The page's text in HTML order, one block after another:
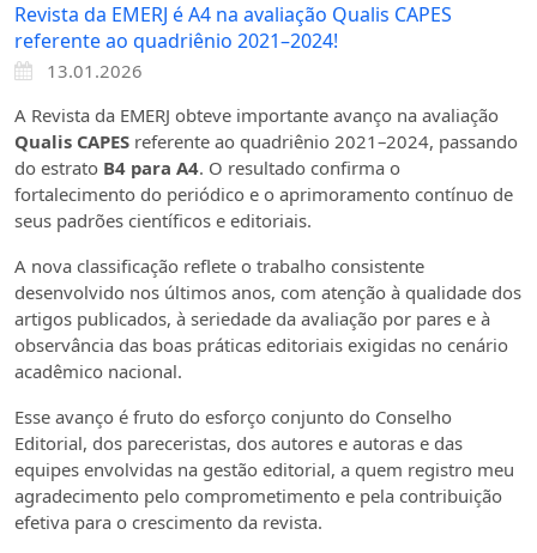
Revista da EMERJ é A4 na avaliação Qualis CAPES
referente ao quadriênio 2021–2024!
13.01.2026
A Revista da EMERJ obteve importante avanço na avaliação
Qualis CAPES referente ao quadriênio 2021–2024, passando
do estrato B4 para A4. O resultado confirma o
fortalecimento do periódico e o aprimoramento contínuo de
seus padrões científicos e editoriais.
A nova classificação reflete o trabalho consistente
desenvolvido nos últimos anos, com atenção à qualidade dos
artigos publicados, à seriedade da avaliação por pares e à
observância das boas práticas editoriais exigidas no cenário
acadêmico nacional.
Esse avanço é fruto do esforço conjunto do Conselho
Editorial, dos pareceristas, dos autores e autoras e das
equipes envolvidas na gestão editorial, a quem registro meu
agradecimento pelo comprometimento e pela contribuição
efetiva para o crescimento da revista.